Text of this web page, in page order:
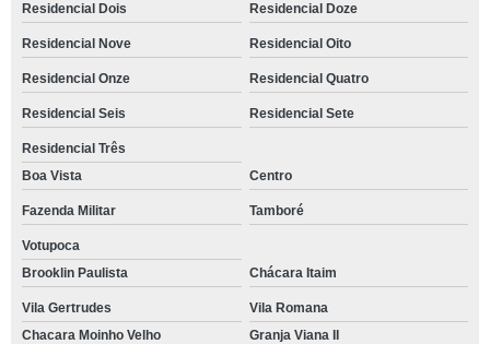
Residencial Dois Residencial Doze
Residencial Nove Residencial Oito
Residencial Onze Residencial Quatro
Residencial Seis Residencial Sete
Residencial Três
Boa Vista
Centro
Fazenda Militar Tamboré
Votupoca
Brooklin Paulista
Chácara Itaim
Vila Gertrudes
Vila Romana
Chacara Moinho Velho
Granja Viana II